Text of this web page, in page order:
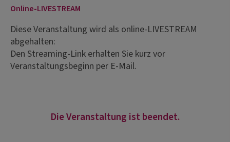
Online-LIVESTREAM
Diese Veranstaltung wird als online-LIVESTREAM
abgehalten:
Den Streaming-Link erhalten Sie kurz vor
Veranstaltungsbeginn per E-Mail.
Die Veranstaltung ist beendet.